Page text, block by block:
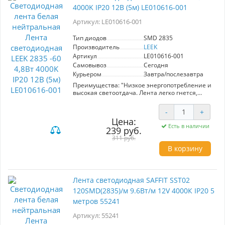
крепления.
4000K IP20 12В (5м) LE010616-001
Артикул: LE010616-001
Тип диодов
SMD 2835
Производитель
LEEK
Артикул
LE010616-001
Самовывоз
Сегодня
Курьером
Завтра/послезавтра
Преимущества: "Низкое энергопотребление и
высокая светоотдача. Лента легко гнется,
на оборотной стороне. Не нагревается,
подходит для использования в плохо
вентилируемых нишах и закрытых
конструкциях. С помощью ленты можно
подобрать любой цвет освещения,
реализовывать интересные идеи по
оформлению интерьера и экстерьера.
светодиода в специально указанном месте.
срока службы ленты, рекомендуем
использовать с оригинальными блоками
питания LEEK. "
Область применения: Используется для
внутреннего освещения, а также для
декоративной подсветки внутри зданий и
Цена:
239 руб.
311 руб.
- +
Есть в наличии
В корзину
Лента светодиодная SAFFIT SST02
120SMD(2835)/м 9.6Вт/м 12V 4000К IP20 5
метров 55241
Артикул: 55241